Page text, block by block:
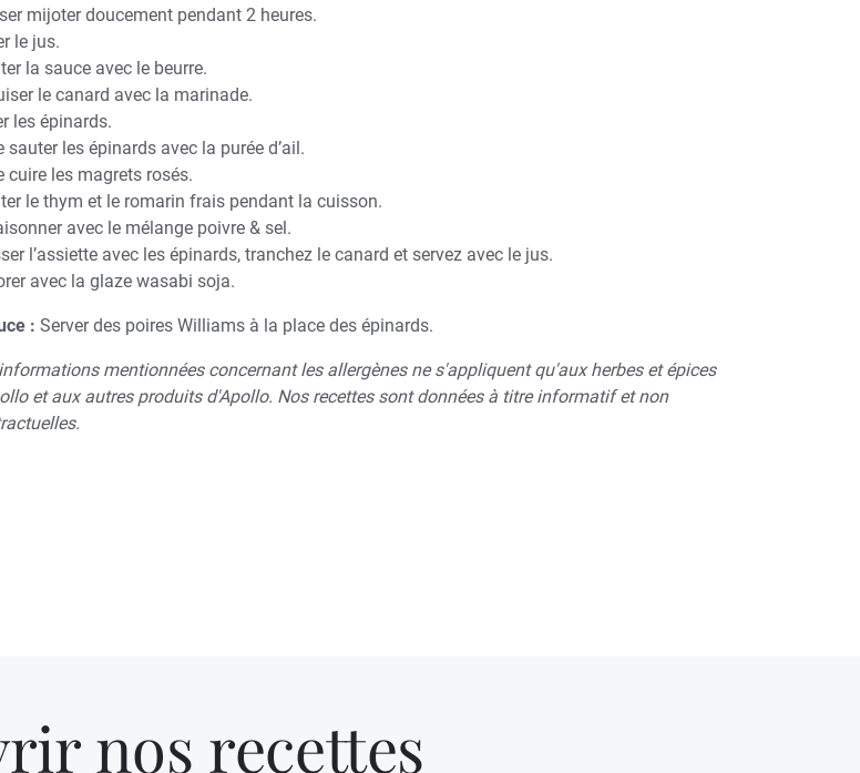
mijoter doucement pendant 2 heures.
le jus.
la sauce avec le beurre.
le canard avec la marinade.
les épinards.
sauter les épinards avec la purée d’ail.
cuire les magrets rosés.
le thym et le romarin frais pendant la cuisson.
avec le mélange poivre & sel.
l’assiette avec les épinards, tranchez le canard et servez avec le jus.
avec la glaze wasabi soja.
: Server des poires Williams à la place des épinards.
mentionnées concernant les allergènes ne s'appliquent qu'aux herbes et épices
et aux autres produits d'Apollo. Nos recettes sont données à titre informatif et non
nos recettes